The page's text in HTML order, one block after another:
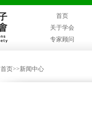
首页
关于学会
专家顾问
首页>>新闻中心